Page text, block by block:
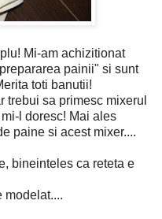
Mi-am achizitionat
painii" si sunt
toti banutii!
trebui sa primesc mixerul
l doresc! Mai ales
paine si acest mixer....
bineinteles ca reteta e
modelat....